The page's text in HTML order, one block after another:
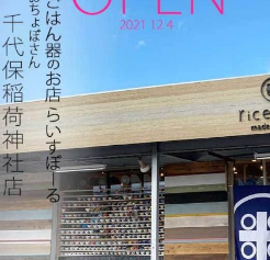
≪おすすめ≫ 食卓華やぐ✿信楽焼
2023/8/24
≪おすすめ≫ 満腹ッ☆松助窯 変型
2023/8/10
≪おすすめ≫ 冷たい麺がすすりた